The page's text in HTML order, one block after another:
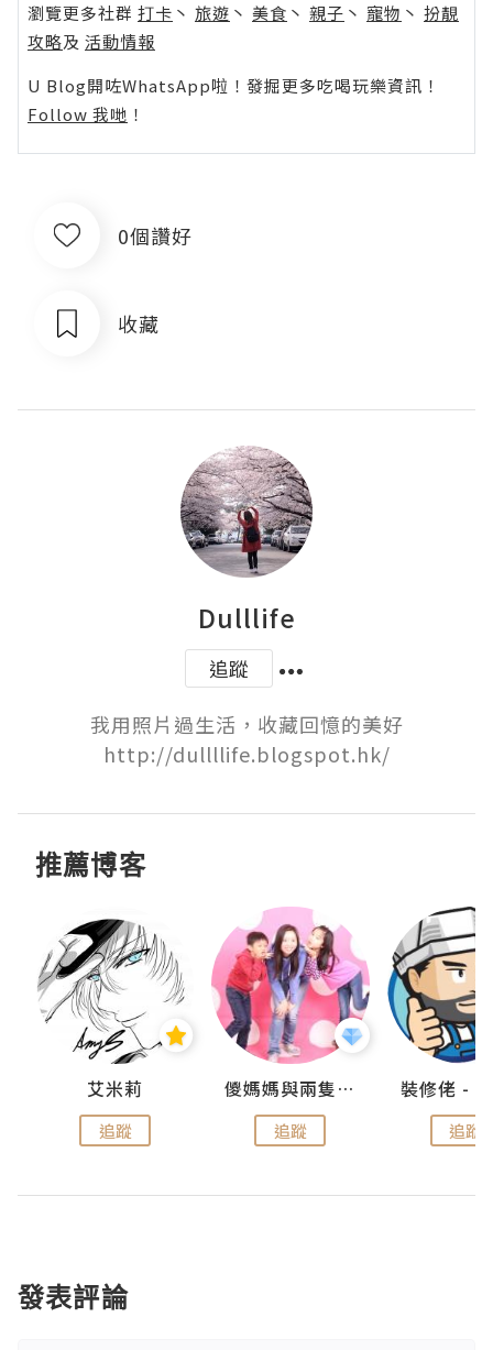
瀏覽更多社群 打卡 丶 旅遊 丶 美食 丶 親子 丶 寵物 丶 扮靚
攻略及 活動情報
U Blog開咗WhatsApp啦！發掘更多吃喝玩樂資訊！
Follow 我哋 ！
0個讚好
收藏
Dulllife
追蹤
我用照片過生活，收藏回憶的美好
http://dullllife.blogspot.hk/
推薦博客
艾米莉
追蹤
儍媽媽與兩隻小魔怪之家
追蹤 追蹤
發表評論